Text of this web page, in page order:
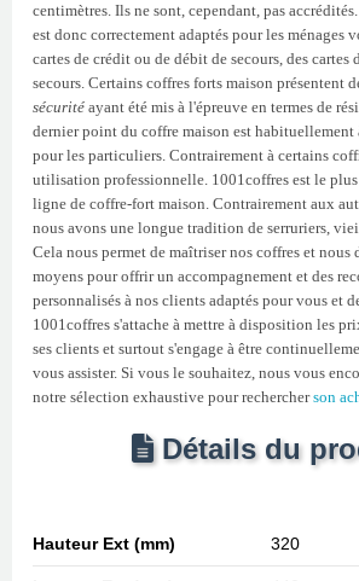
centimètres. Ils ne sont, cependant, pas
est donc correctement adaptés pour les ménages
cartes de crédit ou de débit de secours, des
secours. Certains coffres forts maison présentent
sécurité ayant été mis à l'épreuve en termes de
dernier point du coffre maison est habituellement
pour les particuliers. Contrairement à certains
utilisation professionnelle. 1001coffres est le
ligne de coffre-fort maison. Contrairement aux
nous avons une longue tradition de serruriers,
Cela nous permet de maîtriser nos coffres et nous
moyens pour offrir un accompagnement et des
personnalisés à nos clients adaptés pour vous et
1001coffres s'attache à mettre à disposition les
ses clients et surtout s'engage à être
vous assister. Si vous le souhaitez, nous vous
notre sélection exhaustive pour rechercherson
Détails du
Hauteur Ext (mm) 320